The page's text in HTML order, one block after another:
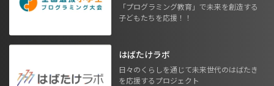
「プログラミング教育」で未来を創造する
子どもたちを応援！！
はばたけラボ
日々のくらしを通じて未来世代のはばたき
を応援するプロジェクト